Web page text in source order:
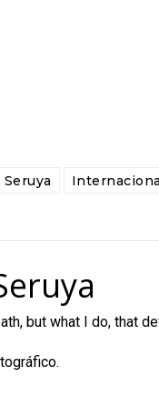
but what I do, that